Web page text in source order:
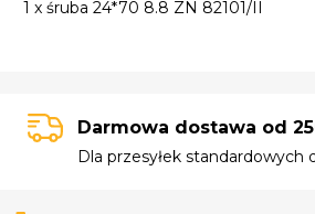
1 x śruba 24*70 8.8 ZN 82101/II
Darmowa dostawa od
Dla przesyłek standardowych